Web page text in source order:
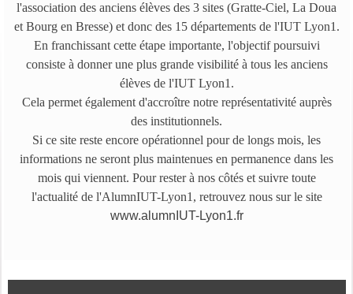
l'association des anciens élèves des 3 sites (Gratte-Ciel, La Doua
et Bourg en Bresse) et donc des 15 départements de l'IUT Lyon1.
En franchissant cette étape importante, l'objectif poursuivi
consiste à donner une plus grande visibilité à tous les anciens
élèves de l'IUT Lyon1.
Cela permet également d'accroître notre représentativité auprès
des institutionnels.
Si ce site reste encore opérationnel pour de longs mois, les
informations ne seront plus maintenues en permanence dans les
mois qui viennent. Pour rester à nos côtés et suivre toute
l'actualité de l'AlumnIUT-Lyon1, retrouvez nous sur le site
www.alumnIUT-Lyon1.fr